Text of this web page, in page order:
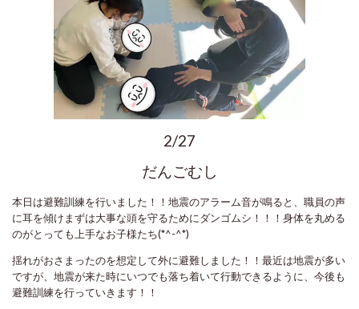
2/27
だんごむし
本日は避難訓練を行いました！！地震のアラーム音が鳴ると、職員の声
に耳を傾けまずは大事な頭を守るためにダンゴムシ！！！身体を丸める
のがとっても上手なお子様たち(*^-^*)
揺れがおさまったのを想定して外に避難しました！！最近は地震が多い
ですが、地震が来た時にいつでも落ち着いて行動できるように、今後も
避難訓練を行っていきます！！